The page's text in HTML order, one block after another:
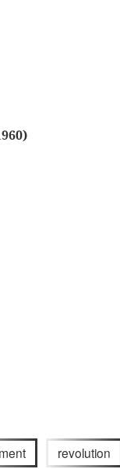
revolution